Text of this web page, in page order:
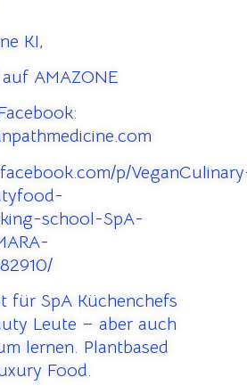
KI,
AMAZONE
p/
school-SpA-
für SpA Küchenchefs
Leute – aber auch
lernen. Plantbased
Food.